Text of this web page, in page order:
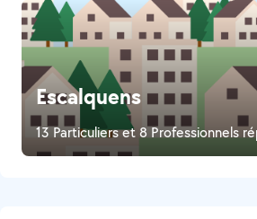
Escalquens
13 Particuliers et 8 Professionnels